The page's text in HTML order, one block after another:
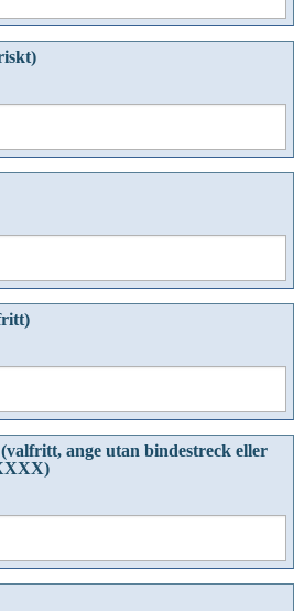
ange utan bindestreck eller